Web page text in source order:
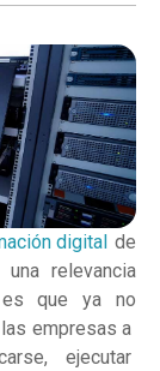
digitalde
relevancia
que ya no
empresas a
ejecutar